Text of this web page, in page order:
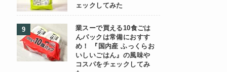
ェックしてみた
業スーで買える10食ごは
んパックは常備におすす
め！ 『国内産 ふっくらお
いしいごはん』の風味や
コスパをチェックしてみ